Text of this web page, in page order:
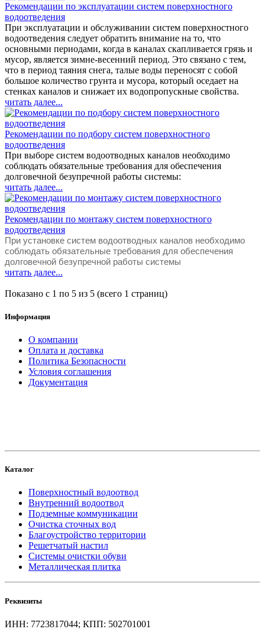
Рекомендации по эксплуатации систем поверхностного
водоотведения
При эксплуатации и обслуживании систем поверхностного
водоотведения следует обратить внимание на то, что
основными периодами, когда в каналах скапливается грязь и
мусор, является зимне-весенний период. Это связано с тем,
что в период таяния снега, талые воды переносят с собой
большое количество грунта и мусора, который оседает на
стенках каналов и снижает их водопропускные свойства.
читать далее...
Рекомендации по подбору систем поверхностного
водоотведения
При выборе систем водоотводных каналов необходимо
соблюдать обязательные требования для обеспечения
долговечной безупречной работы системы:
читать далее...
Рекомендации по монтажу систем поверхностного
водоотведения
При установке систем водоотводных каналов необходимо
соблюдать обязательные требования для обеспечения
долговечной безупречной работы системы
читать далее...
Показано с 1 по 5 из 5 (всего 1 страниц)
Информация
О компании
Оплата и доставка
Политика Безопасности
Условия соглашения
Документация
Каталог
Поверхностный водоотвод
Внутренний водоотвод
Подземные коммуникации
Очистка сточных вод
Благоустройство территории
Решетчатый настил
Системы очистки обуви
Металлическая плитка
Реквизиты
ИНН: 7723817044; КПП: 502701001